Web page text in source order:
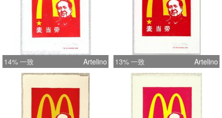
14% 一致 Artelino 13% 一致 Artelino